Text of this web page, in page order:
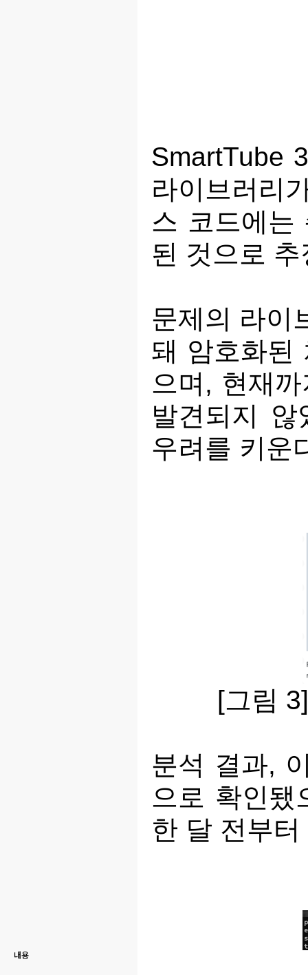
내용
SmartTube
라이브러리
스 코드에는
된 것으로
문제의 라이
돼 암호화된
으며, 현재
발견되지
우려를 키운
[그림
분석 결과,
으로 확인됐
한 달 전부